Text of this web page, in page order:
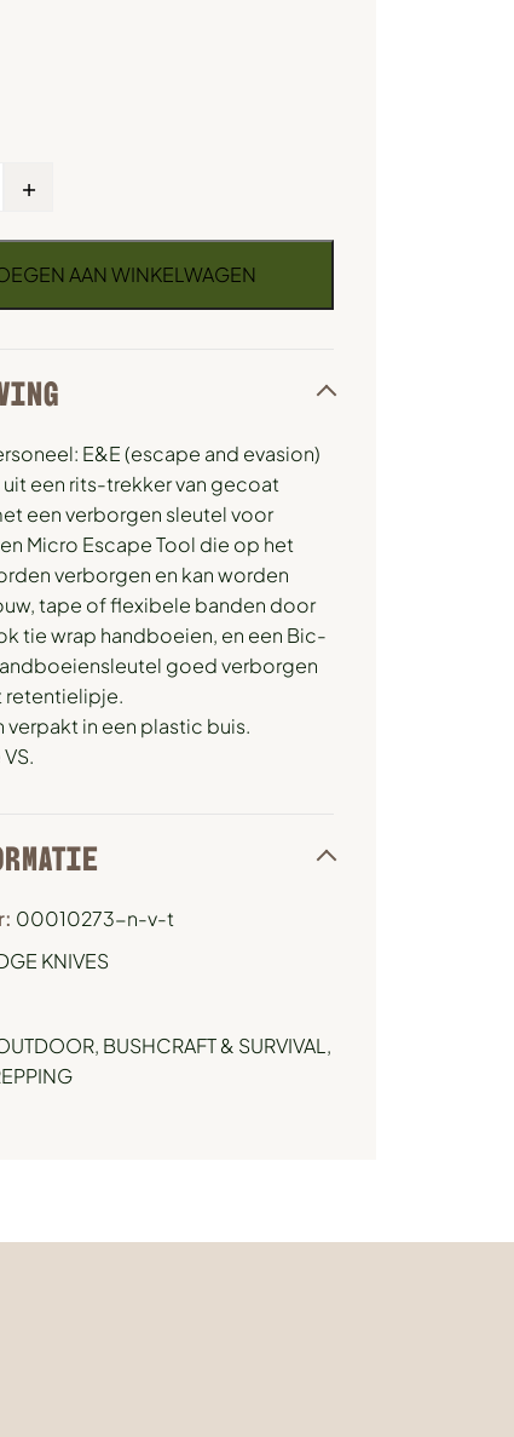
+
AAN WINKELWAGEN
E&E (escape and evasion)
een rits-trekker van gecoat
een verborgen sleutel voor
Micro Escape Tool die op het
verborgen en kan worden
tape of flexibele banden door
tie wrap handboeien, en een Bic-
goed verborgen
retentielipje.
verpakt in een plastic buis.
00010273-n-v-t
KNIVES
BUSHCRAFT & SURVIVAL ,